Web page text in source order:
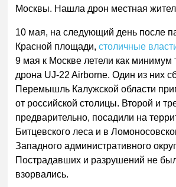
Москвы. Нашла дрон местная
10 мая, на следующий день после
Красной площади,столичные
9 мая к Москве летели как минимум
дрона UJ-22 Airborne. Один из них
Перемышль Калужской области
от российской столицы. Второй и
предварительно, посадили на
Битцевского леса и в
Западного административного
Пострадавших и разрушений не
взорвались.